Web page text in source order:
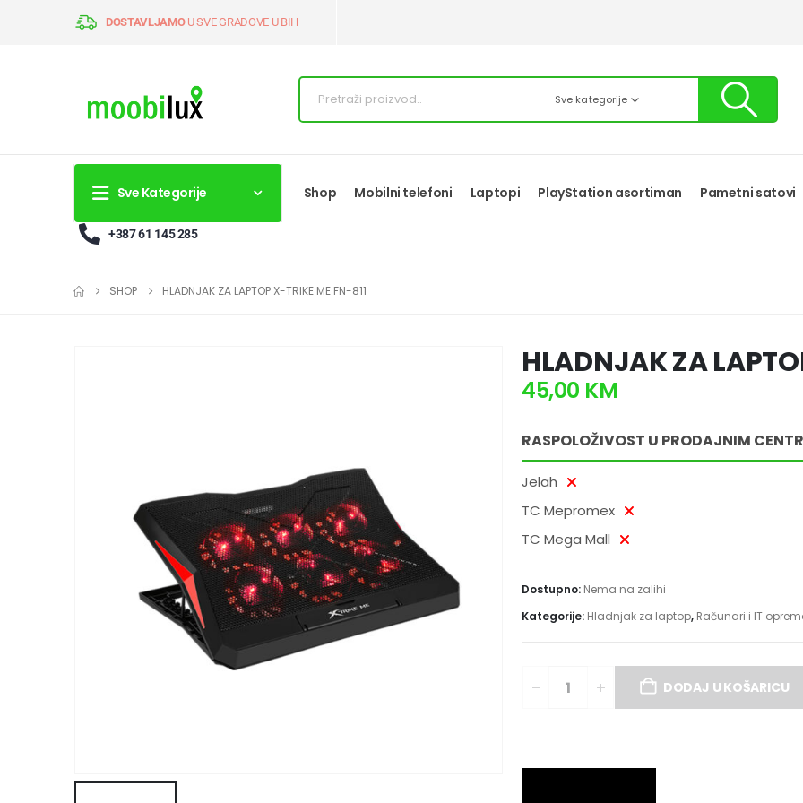
DOSTAVLJAMOU SVE GRADOVE U BIH
Sve kategorije
Sve Kategorije Shop Mobilni telefoni Laptopi PlayStation asortiman Pametni satovi
+387 61 145 285
SHOP HLADNJAK ZA LAPTOP X-TRIKE ME FN-811
HLADNJAK ZA
45,00 KM
RASPOLOŽIVOST U PRODAJNIM
Jelah
TC Mepromex
TC Mega Mall
Dostupno: Nema na zalihi
Kategorije: Hladnjak za laptop, Računari i IT
DODAJ U KOŠARICU